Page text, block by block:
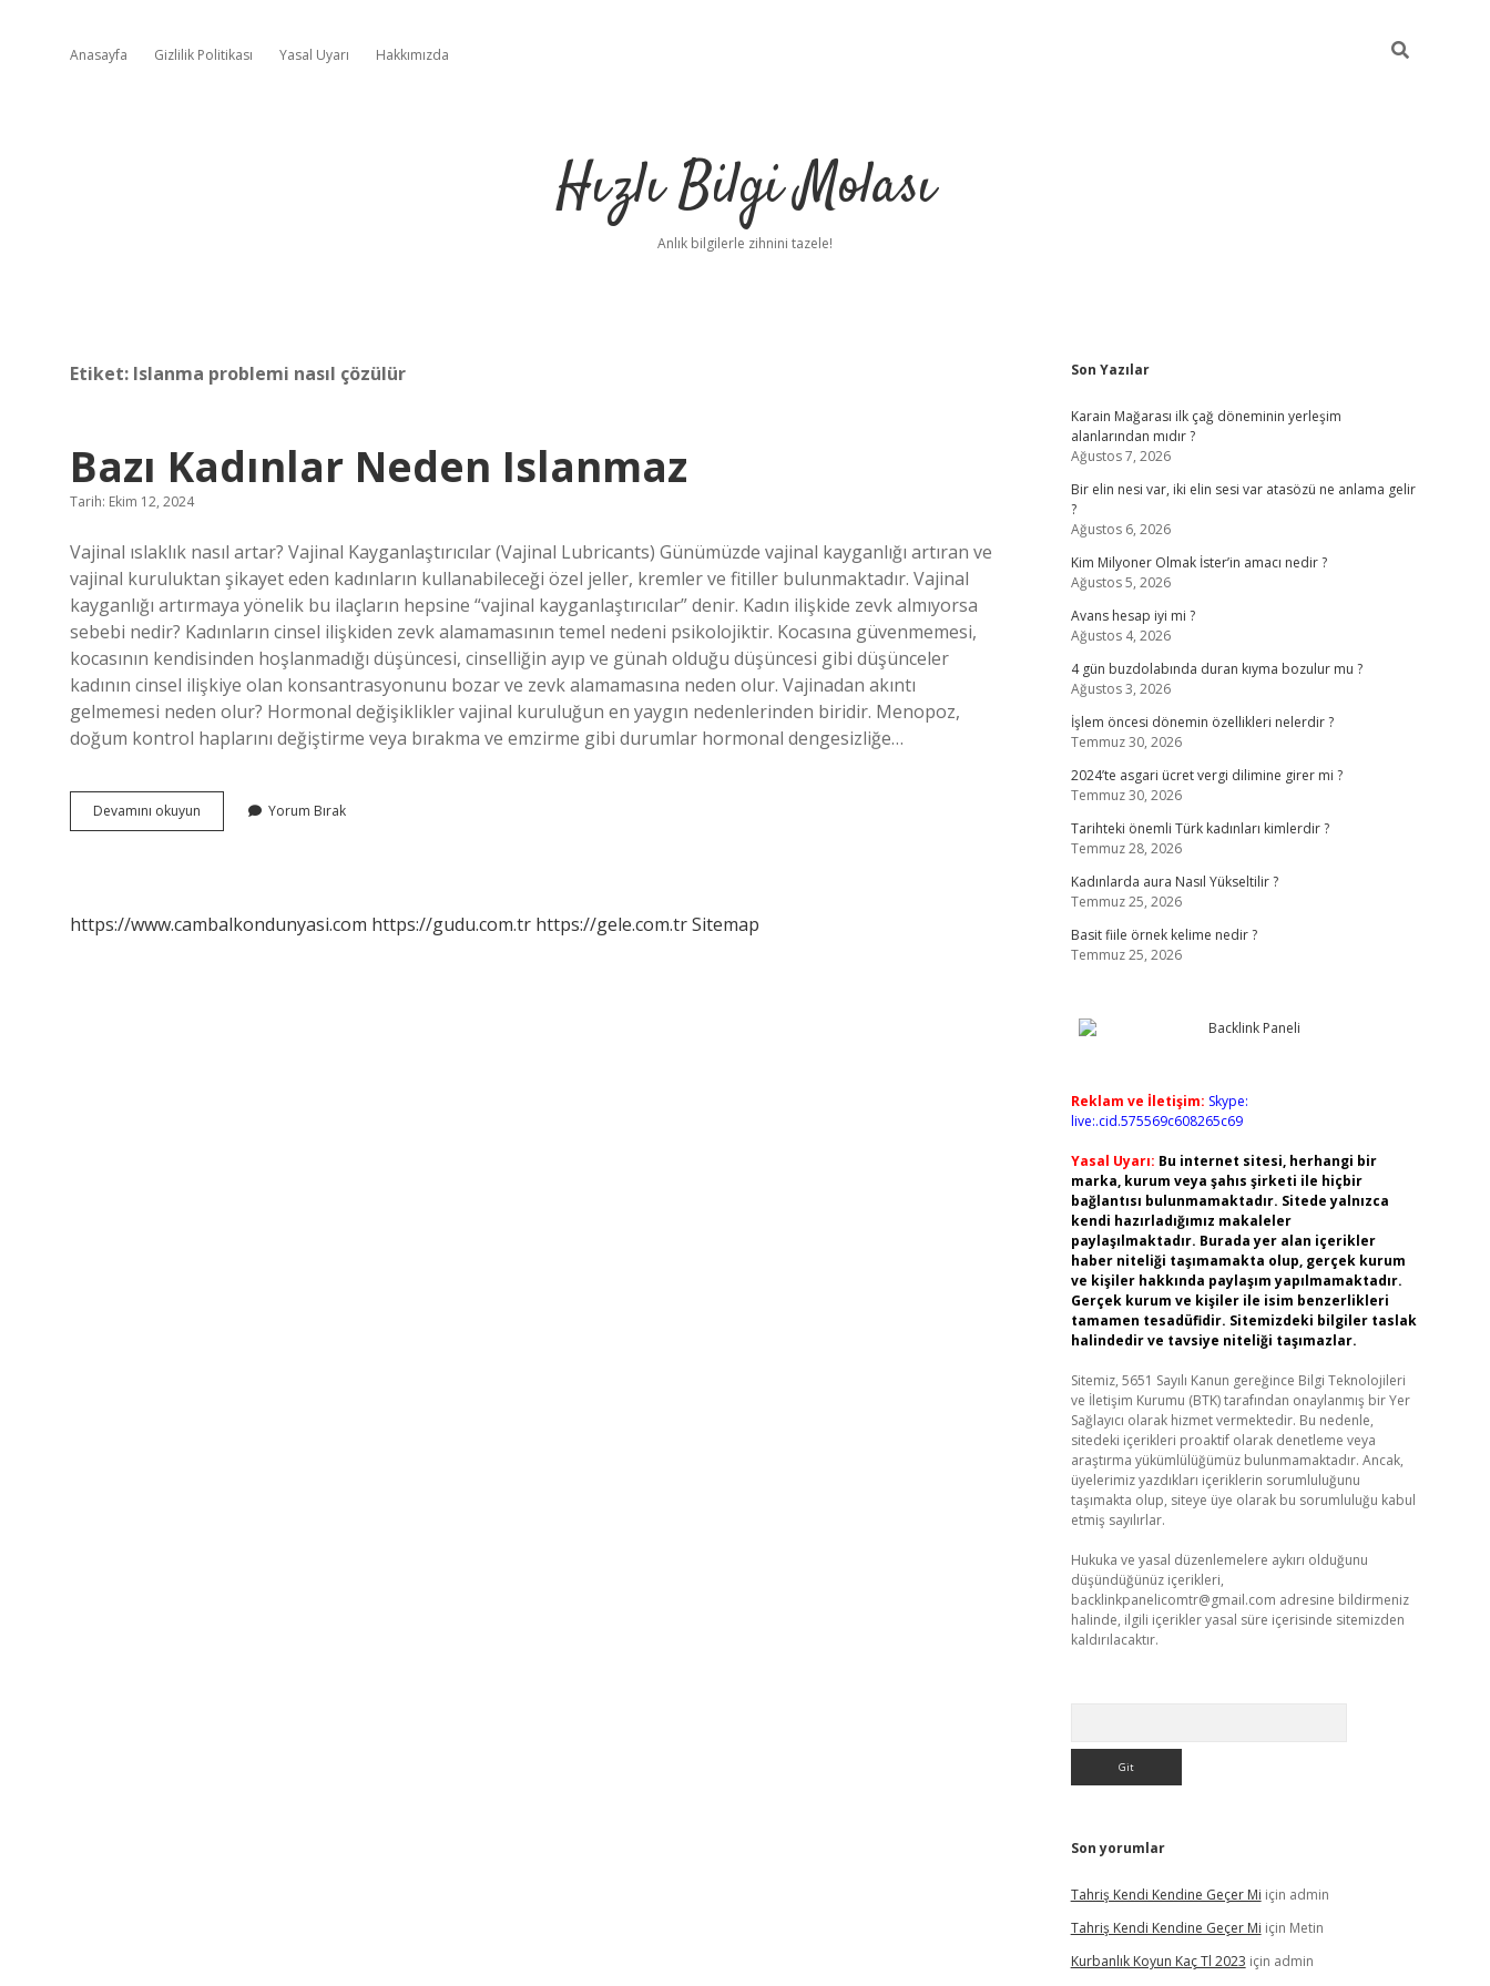
Anasayfa Gizlilik Politikası Yasal Uyarı Hakkımızda
Hızlı Bilgi Molası
Anlık bilgilerle zihnini tazele!
Etiket: Islanma problemi nasıl çözülür
Bazı Kadınlar Neden Islanmaz
Tarih: Ekim 12, 2024
Vajinal ıslaklık nasıl artar? Vajinal Kayganlaştırıcılar (Vajinal Lubricants) Günümüzde vajinal kayganlığı artıran ve
vajinal kuruluktan şikayet eden kadınların kullanabileceği özel jeller, kremler ve fitiller bulunmaktadır. Vajinal
kayganlığı artırmaya yönelik bu ilaçların hepsine “vajinal kayganlaştırıcılar” denir. Kadın ilişkide zevk almıyorsa
sebebi nedir? Kadınların cinsel ilişkiden zevk alamamasının temel nedeni psikolojiktir. Kocasına güvenmemesi,
kocasının kendisinden hoşlanmadığı düşüncesi, cinselliğin ayıp ve günah olduğu düşüncesi gibi düşünceler
kadının cinsel ilişkiye olan konsantrasyonunu bozar ve zevk alamamasına neden olur. Vajinadan akıntı
gelmemesi neden olur? Hormonal değişiklikler vajinal kuruluğun en yaygın nedenlerinden biridir. Menopoz,
doğum kontrol haplarını değiştirme veya bırakma ve emzirme gibi durumlar hormonal dengesizliğe…
Devamını okuyun
Kadınlar
Yorum Bırak
https://www.cambalkondunyasi.com https://gudu.com.tr https://gele.com.trSitemap
Sidebar
Son Yazılar
Karain Mağarası ilk çağ döneminin yerleşim
alanlarından mıdır ?
Ağustos 7, 2026
Bir elin nesi var, iki elin sesi var atasözü ne anlama gelir
?
Ağustos 6, 2026
Kim Milyoner Olmak İster’in amacı nedir ?
Ağustos 5, 2026
Avans hesap iyi mi ?
Ağustos 4, 2026
4 gün buzdolabında duran kıyma bozulur mu ?
Ağustos 3, 2026
İşlem öncesi dönemin özellikleri nelerdir ?
Temmuz 30, 2026
2024’te asgari ücret vergi dilimine girer mi ?
Temmuz 30, 2026
Tarihteki önemli Türk kadınları kimlerdir ?
Temmuz 28, 2026
Kadınlarda aura Nasıl Yükseltilir ?
Temmuz 25, 2026
Basit fiile örnek kelime nedir ?
Temmuz 25, 2026
Reklam ve İletişim: Skype:
live:.cid.575569c608265c69
Yasal Uyarı: Bu internet sitesi, herhangi bir
marka, kurum veya şahıs şirketi ile hiçbir
bağlantısı bulunmamaktadır. Sitede yalnızca
kendi hazırladığımız makaleler
paylaşılmaktadır. Burada yer alan içerikler
haber niteliği taşımamakta olup, gerçek kurum
ve kişiler hakkında paylaşım yapılmamaktadır.
Gerçek kurum ve kişiler ile isim benzerlikleri
tamamen tesadüfidir. Sitemizdeki bilgiler taslak
halindedir ve tavsiye niteliği taşımazlar.
Sitemiz, 5651 Sayılı Kanun gereğince Bilgi Teknolojileri
ve İletişim Kurumu (BTK) tarafından onaylanmış bir Yer
Sağlayıcı olarak hizmet vermektedir. Bu nedenle,
sitedeki içerikleri proaktif olarak denetleme veya
araştırma yükümlülüğümüz bulunmamaktadır. Ancak,
üyelerimiz yazdıkları içeriklerin sorumluluğunu
taşımakta olup, siteye üye olarak bu sorumluluğu kabul
etmiş sayılırlar.
Hukuka ve yasal düzenlemelere aykırı olduğunu
düşündüğünüz içerikleri,
backlinkpanelicomtr@gmail.com adresine bildirmeniz
halinde, ilgili içerikler yasal süre içerisinde sitemizden
kaldırılacaktır.
Son yorumlar
Tahriş Kendi Kendine Geçer Mi için admin
Tahriş Kendi Kendine Geçer Mi için Metin
Kurbanlık Koyun Kaç Tl 2023 için admin